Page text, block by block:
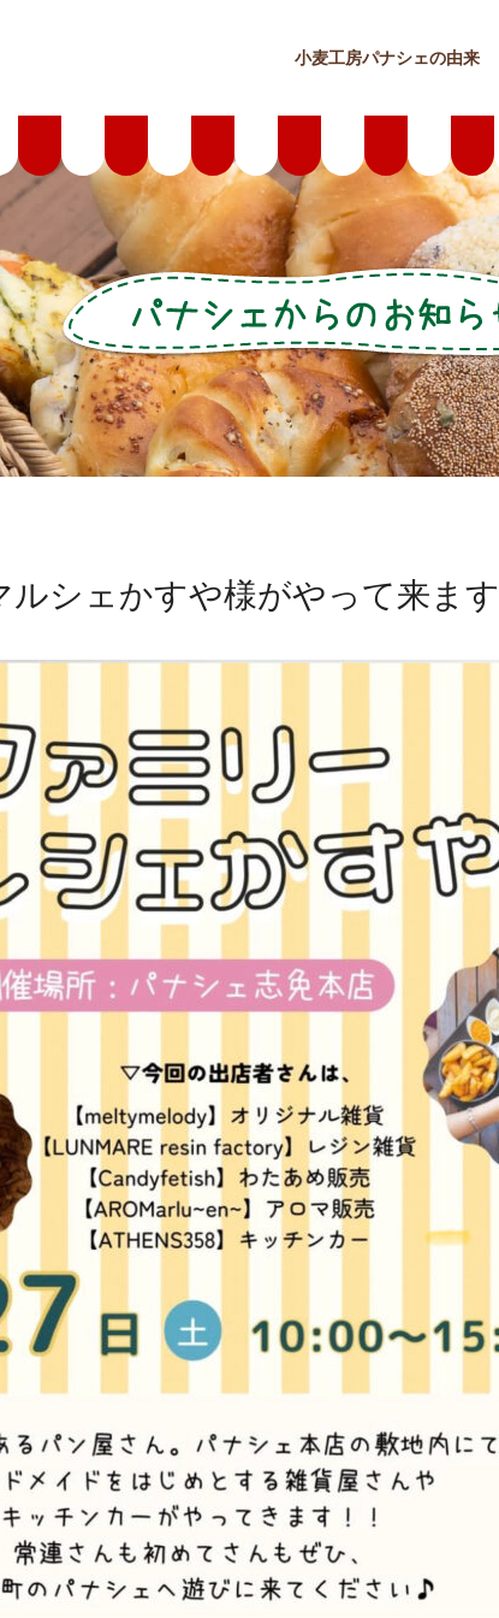
小麦工房パナシェの由来
ルシェかすや様がやって来ます